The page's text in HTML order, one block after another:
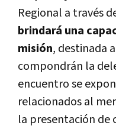
Regional a través
brindará una
misión, destinada
compondrán la
encuentro se
relacionados al
la presentación de